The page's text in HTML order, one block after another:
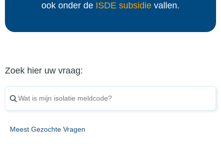
ook onder de ISDE subsidie vallen.
Zoek hier uw vraag:
Meest Gezochte Vragen